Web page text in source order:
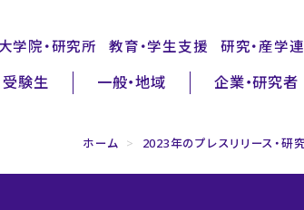
学院・研究所 教育・学生支援 研究・産学
受験生 一般・地域 企業・研究者
ホーム > 2023年のプレスリリース・研